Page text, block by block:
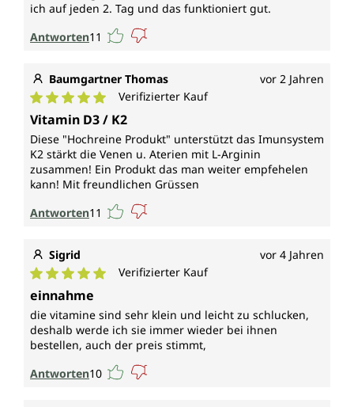
ich auf jeden 2. Tag und das funktioniert gut.
Antworten11
Baumgartner Thomas vor 2 Jahren
Durchschnittliche Bewertung von 5 von 5 Sternen
Verifizierter Kauf
Vitamin D3 / K2
Diese "Hochreine Produkt" unterstützt das Imunsystem
K2 stärkt die Venen u. Aterien mit L-Arginin
zusammen! Ein Produkt das man weiter empfehelen
kann! Mit freundlichen Grüssen
Antworten11
Sigrid vor 4 Jahren
Durchschnittliche Bewertung von 5 von 5 Sternen
Verifizierter Kauf
einnahme
die vitamine sind sehr klein und leicht zu schlucken,
deshalb werde ich sie immer wieder bei ihnen
bestellen, auch der preis stimmt,
Antworten10